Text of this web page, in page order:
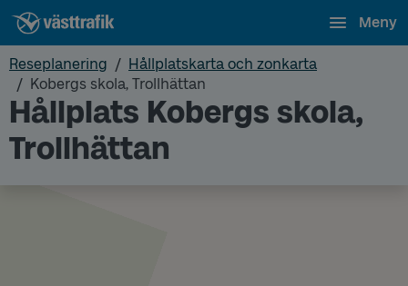
Meny
Reseplanering
Hållplatskarta och zonkarta
Kobergs skola, Trollhättan
Hållplats Kobergs skola,
Trollhättan